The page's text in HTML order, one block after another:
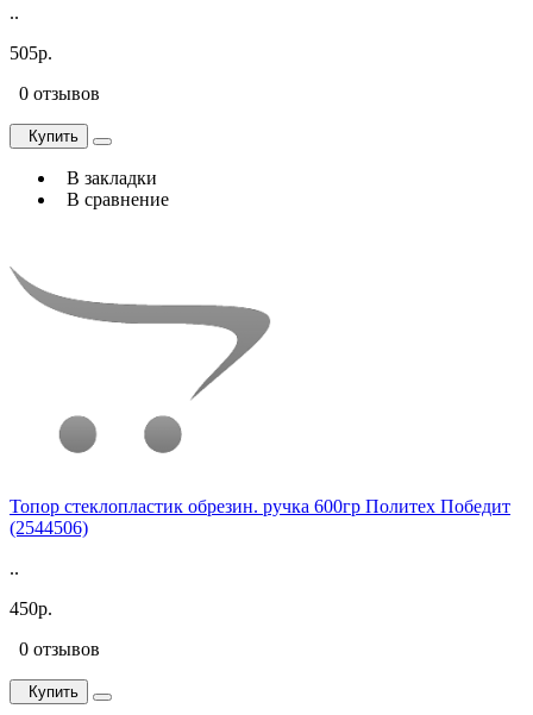
..
505р.
0 отзывов
Купить
В закладки
В сравнение
Топор стеклопластик обрезин. ручка 600гр Политех Победит
(2544506)
..
450р.
0 отзывов
Купить